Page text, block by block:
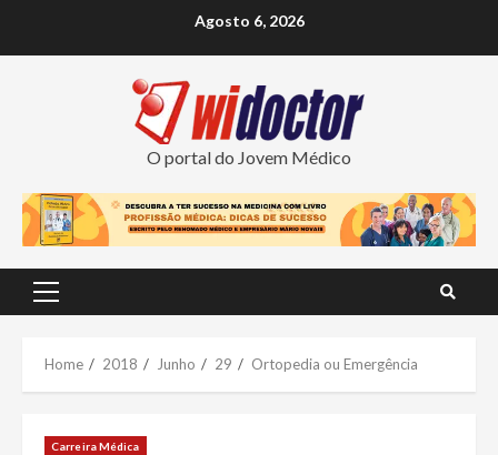
Agosto 6, 2026
O portal do Jovem Médico
Primary
Home 2018 Junho 29 Ortopedia ou Emergência
Carreira Médica